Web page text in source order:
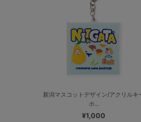
新潟マスコットデザイン/アクリルキ
ホ...
¥1,000